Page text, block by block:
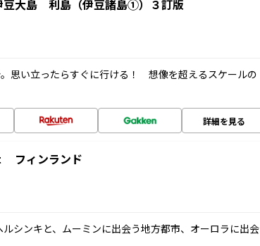
大島 利島（伊豆諸島①）３訂版
思い立ったらすぐに行ける！ 想像を超えるスケールの
詳細を見る
フィンランド
シンキと、ムーミンに出会う地方都市、オーロラに出会